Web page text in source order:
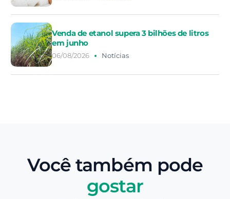
Venda de etanol supera 3 bilhões de litros
em junho
06/08/2026 Notícias
Você também pode
gostar